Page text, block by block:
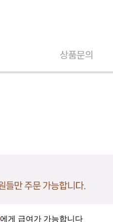
상품문의
에게 급여가 가능합니다